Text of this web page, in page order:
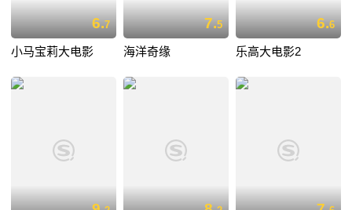
6.7
小马宝莉大电影
7.5
海洋奇缘
6.6
乐高大电影2